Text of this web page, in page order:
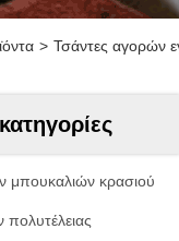
> Τσάντες αγορών
μπουκαλιών κρασιού